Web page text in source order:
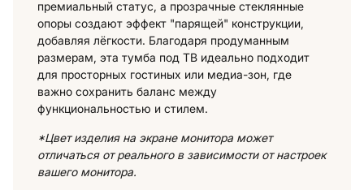
премиальный статус, а прозрачные стеклянные
опоры создают эффект "парящей" конструкции,
добавляя лёгкости. Благодаря продуманным
размерам, эта тумба под ТВ идеально подходит
для просторных гостиных или медиа-зон, где
важно сохранить баланс между
функциональностью и стилем.
*Цвет изделия на экране монитора может
отличаться от реального в зависимости от настроек
вашего монитора.